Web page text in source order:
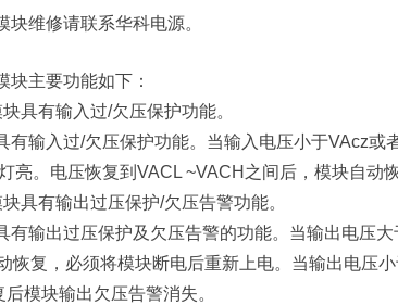
维修请联系华科电源。
块主要功能如下：
具有输入过/欠压保护功能。
有输入过/欠压保护功能。当输入电压小于VAcz或
亮。电压恢复到VACL ~VACH之间后，模块自动恢
具有输出过压保护/欠压告警功能。
有输出过压保护及欠压告警的功能。当输出电压
恢复，必须将模块断电后重新上电。当输出电压
模块输出欠压告警消失。